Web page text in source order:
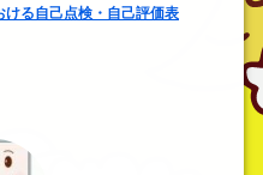
る自己点検・自己評価表